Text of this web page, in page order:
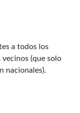
a todos los
(que solo
nacionales).
del extranjero